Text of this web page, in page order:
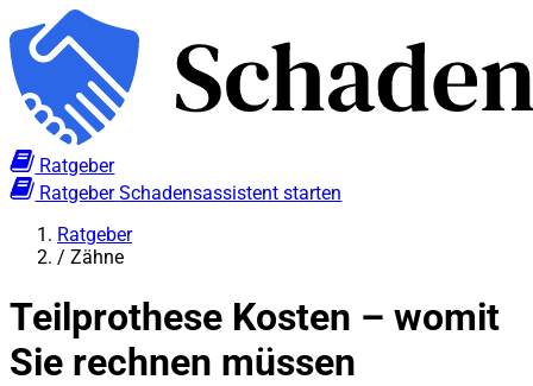
Ratgeber
RatgeberSchadensassistent starten
Ratgeber
/ Zähne
Teilprothese Kosten – womit
Sie rechnen müssen